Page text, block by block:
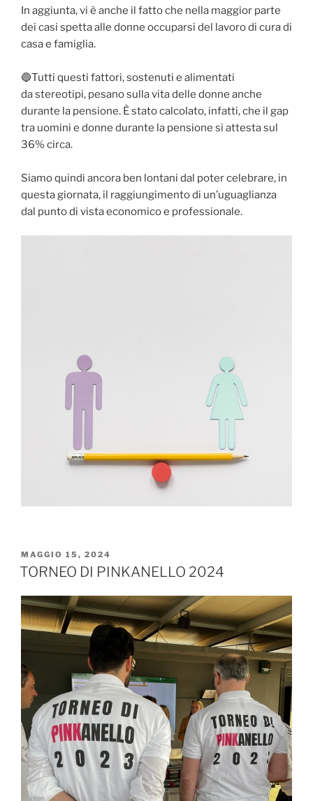
In aggiunta, vi è anche il fatto che nella maggior parte
dei casi spetta alle donne occuparsi del lavoro di cura di
casa e famiglia.
🔵Tutti questi fattori, sostenuti e alimentati
da stereotipi, pesano sulla vita delle donne anche
durante la pensione. È stato calcolato, infatti, che il gap
tra uomini e donne durante la pensione si attesta sul
36% circa.
Siamo quindi ancora ben lontani dal poter celebrare, in
questa giornata, il raggiungimento di un’uguaglianza
dal punto di vista economico e professionale.
MAGGIO 15, 2024
TORNEO DI PINKANELLO 2024